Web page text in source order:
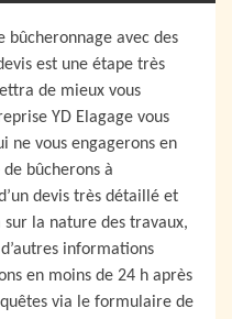
bûcheronnage avec des
est une étape très
de mieux vous
YD Elagage vous
ne vous engagerons en
bûcherons à
devis très détaillé et
la nature des travaux,
informations
en moins de 24 h après
via le formulaire de